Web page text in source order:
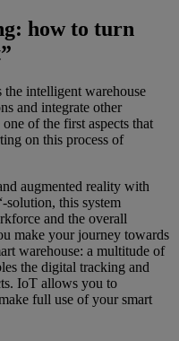
how to turn
the intelligent warehouse
and integrate other
of the first aspects that
on this process of
augmented reality with
solution, this system
and the overall
make your journey towards
warehouse: a multitude of
the digital tracking and
IoT allows you to
full use of your smart